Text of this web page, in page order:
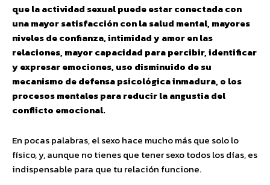
que la actividad sexual puede estar conectada con
una mayor satisfacción con la salud mental, mayores
niveles de confianza, intimidad y amor en las
relaciones, mayor capacidad para percibir, identificar
y expresar emociones, uso disminuido de su
mecanismo de defensa psicológica inmadura, o los
procesos mentales para reducir la angustia del
conflicto emocional.
En pocas palabras, el sexo hace mucho más que solo lo
físico, y, aunque no tienes que tener sexo todos los días, es
indispensable para que tu relación funcione.